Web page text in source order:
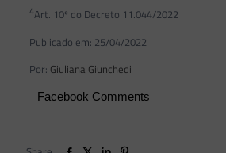
4Art. 10º do Decreto 11.044/2022
Publicado em: 25/04/2022
Por: Giuliana Giunchedi
Facebook Comments